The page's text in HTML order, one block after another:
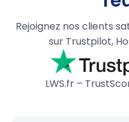
Rejoignez nos clients
sur Trustpilot,
LWS.fr –